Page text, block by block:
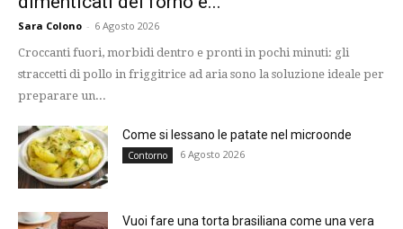
Sara Colono - 6 Agosto 2026
Croccanti fuori, morbidi dentro e pronti in pochi minuti: gli
straccetti di pollo in friggitrice ad aria sono la soluzione ideale per
preparare un...
Come si lessano le patate nel microonde
Contorno 6 Agosto 2026
Vuoi fare una torta brasiliana come una vera